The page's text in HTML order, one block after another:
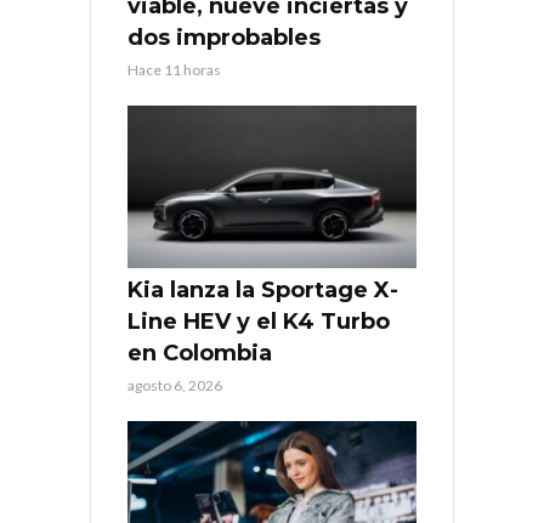
viable, nueve inciertas y
dos improbables
Hace 11 horas
Kia lanza la Sportage X-
Line HEV y el K4 Turbo
en Colombia
agosto 6, 2026